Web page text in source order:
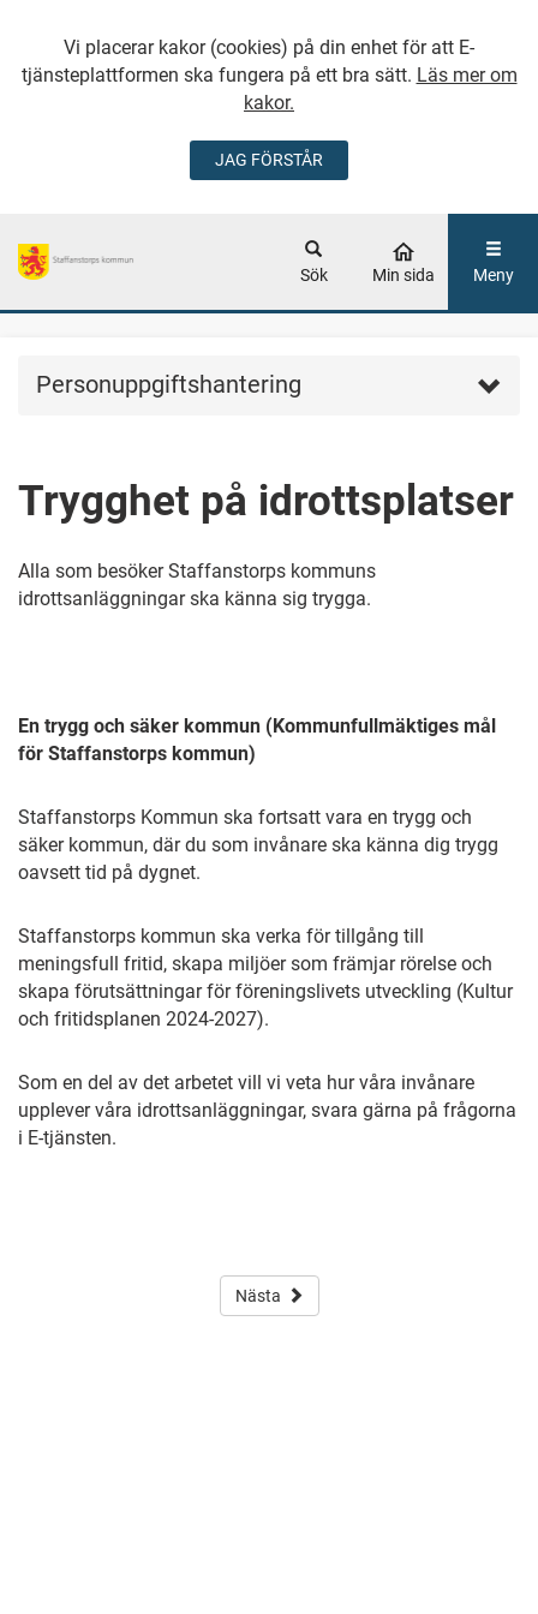
Vi placerar kakor (cookies) på din enhet för att E-
tjänsteplattformen ska fungera på ett bra sätt. Läs mer om
kakor.
JAG FÖRSTÅR
GÅ DIREKT TILL
Sök Min sida Meny
Personuppgiftshantering
Trygghet på idrottsplatser
Alla som besöker Staffanstorps kommuns
idrottsanläggningar ska känna sig trygga.
En trygg och säker kommun (Kommunfullmäktiges mål
för Staffanstorps kommun)
Staffanstorps Kommun ska fortsatt vara en trygg och
säker kommun, där du som invånare ska känna dig trygg
oavsett tid på dygnet.
Staffanstorps kommun ska verka för tillgång till
meningsfull fritid, skapa miljöer som främjar rörelse och
skapa förutsättningar för föreningslivets utveckling (Kultur
och fritidsplanen 2024-2027).
Som en del av det arbetet vill vi veta hur våra invånare
upplever våra idrottsanläggningar, svara gärna på frågorna
i E-tjänsten.
Nästa